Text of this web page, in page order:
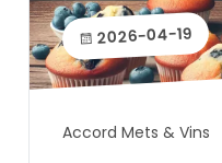
2026-04-19
Accord Mets & Vins